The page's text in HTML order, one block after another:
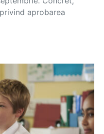
aprobarea